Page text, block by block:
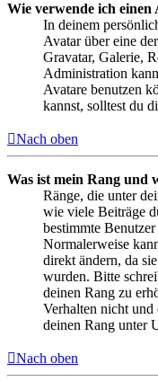
Wie verwende ich einen
In deinem
Avatar über eine
Gravatar, Galerie,
Administration
Avatare benutzen
kannst, solltest du
Nach oben
Was ist mein Rang und
Ränge, die unter
wie viele Beiträge
bestimmte
Normalerweise
direkt ändern, da
wurden. Bitte
deinen Rang zu
Verhalten nicht
deinen Rang unter
Nach oben